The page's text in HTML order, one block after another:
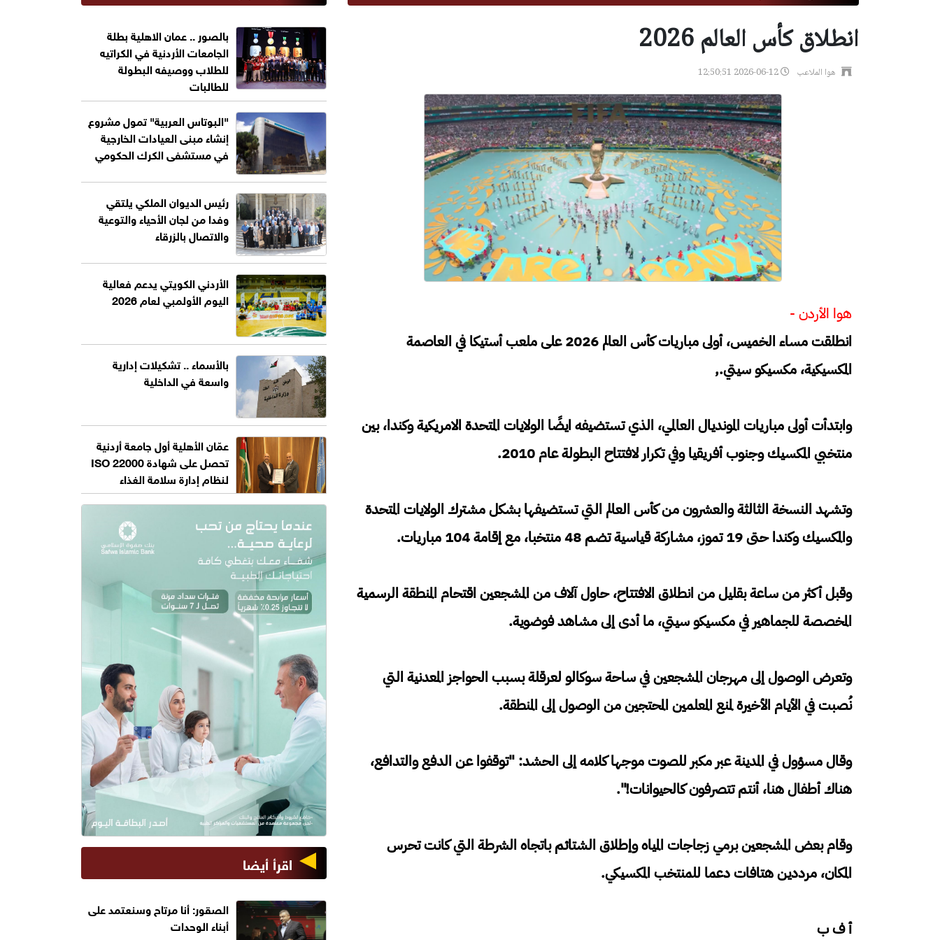
انطلاق كأس العالم 2026
هوا الملاعب 2026-06-12 12:50:51
هوا الأردن -
انطلقت مساء الخميس، أولى مباريات كأس العالم 2026 على ملعب أستيكا في العاصمة
المكسيكية، مكسيكو سيتي.,
وابتدأت أولى مباريات المونديال العالمي، الذي تستضيفه ايضًا الولايات المتحدة الامريكية وكندا، بين
منتخبي المكسيك وجنوب أفريقيا وفي تكرار لافتتاح البطولة عام 2010.
وتشهد النسخة الثالثة والعشرون من كأس العالم التي تستضيفها بشكل مشترك الولايات المتحدة
والمكسيك وكندا حتى 19 تموز، مشاركة قياسية تضم 48 منتخبا، مع إقامة 104 مباريات.
وقبل أكثر من ساعة بقليل من انطلاق الافتتاح، حاول آلاف من المشجعين اقتحام المنطقة الرسمية
المخصصة للجماهير في مكسيكو سيتي، ما أدى إلى مشاهد فوضوية.
وتعرض الوصول إلى مهرجان المشجعين في ساحة سوكالو لعرقلة بسبب الحواجز المعدنية التي
نُصبت في الأيام الأخيرة لمنع المعلمين المحتجين من الوصول إلى المنطقة.
وقال مسؤول في المدينة عبر مكبر للصوت موجها كلامه إلى الحشد: "توقفوا عن الدفع والتدافع،
هناك أطفال هنا، أنتم تتصرفون كالحيوانات!".
وقام بعض المشجعين برمي زجاجات المياه وإطلاق الشتائم باتجاه الشرطة التي كانت تحرس
المكان، مرددين هتافات دعما للمنتخب المكسيكي.
أ ف ب
بالصور .. عمان الاهلية بطلة
الجامعات الأردنية في الكراتيه
للطلاب ووصيفه البطولة
للطالبات
"البوتاس العربية" تمول مشروع
إنشاء مبنى العيادات الخارجية
في مستشفى الكرك الحكومي
رئيس الديوان الملكي يلتقي
وفدا من لجان الأحياء والتوعية
والاتصال بالزرقاء
الأردني الكويتي يدعم فعالية
اليوم الأولمبي لعام 2026
بالأسماء .. تشكيلات إدارية
واسعة في الداخلية
عمّان الأهلية أول جامعة أردنية
تحصل على شهادة ISO 22000
لنظام إدارة سلامة الغذاء
اقرأ أيضا
الصقور: أنا مرتاح وسنعتمد على
أبناء الوحدات